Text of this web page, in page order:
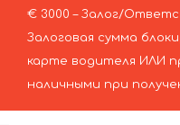
€ 3000 – Залог/
Залоговая сумма
карте водителя ИЛИ
наличными при